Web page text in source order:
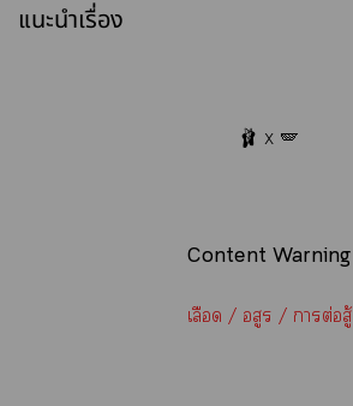
แนะนำเรื่อง
🩰 x 🪽
Content Warning
เลือด / อสูร / าต่อสู้